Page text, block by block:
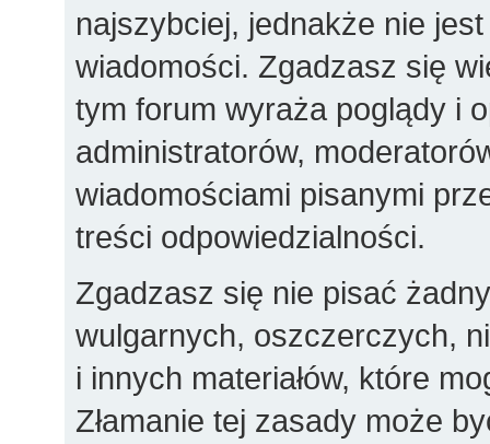
najszybciej, jednakże nie
wiadomości. Zgadzasz się
tym forum wyraża poglądy i
administratorów,
wiadomościami pisanymi
treści odpowiedzialności.
Zgadzasz się nie pisać
wulgarnych, oszczerczych,
i innych materiałów, które
Złamanie tej zasady może